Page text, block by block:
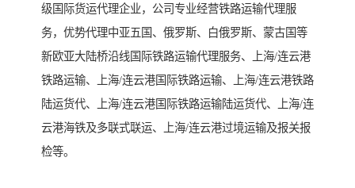
级国际货运代理企业，公司专业经营铁路运输代理服
务，优势代理中亚五国、俄罗斯、白俄罗斯、蒙古国等
新欧亚大陆桥沿线国际铁路运输代理服务、上海/连云港
铁路运输、上海/连云港国际铁路运输、上海/连云港铁路
陆运货代、上海/连云港国际铁路运输陆运货代、上海/连
云港海铁及多联式联运、上海/连云港过境运输及报关报
检等。